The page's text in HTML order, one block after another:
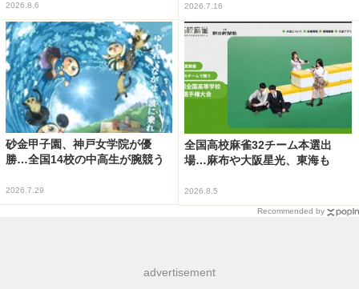
2026.8.6 2026.7.16
砂金甲子園、神戸女学院が優
勝…全国14校の中高生が腕競う
2026.7.29
全国高校麻雀32チーム本選出
場…麻布や大阪星光、東海も
2026.8.5
Recommended by
advertisement